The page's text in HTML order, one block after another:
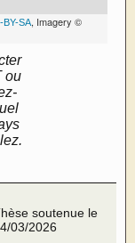
BY-SA, Imagery ©
ou
soutenue le
03/2026